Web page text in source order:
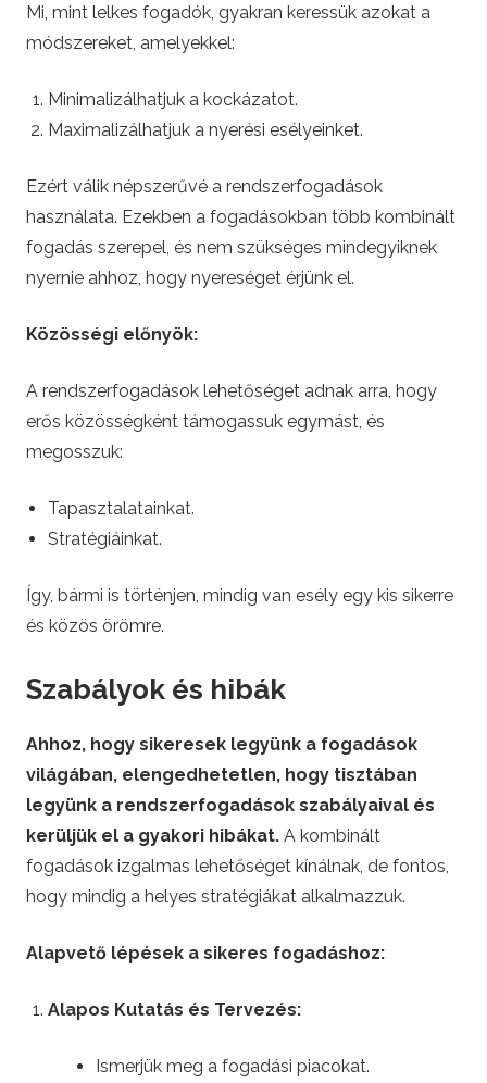
Mi, mint lelkes fogadók, gyakran keressük azokat a
módszereket, amelyekkel:
Minimalizálhatjuk a kockázatot.
Maximalizálhatjuk a nyerési esélyeinket.
Ezért válik népszerűvé a rendszerfogadások
használata. Ezekben a fogadásokban több kombinált
fogadás szerepel, és nem szükséges mindegyiknek
nyernie ahhoz, hogy nyereséget érjünk el.
Közösségi előnyök:
A rendszerfogadások lehetőséget adnak arra, hogy
erős közösségként támogassuk egymást, és
megosszuk:
Tapasztalatainkat.
Stratégiáinkat.
Így, bármi is történjen, mindig van esély egy kis sikerre
és közös örömre.
Szabályok és hibák
Ahhoz, hogy sikeresek legyünk a fogadások
világában, elengedhetetlen, hogy tisztában
legyünk a rendszerfogadások szabályaival és
kerüljük el a gyakori hibákat. A kombinált
fogadások izgalmas lehetőséget kínálnak, de fontos,
hogy mindig a helyes stratégiákat alkalmazzuk.
Alapvető lépések a sikeres fogadáshoz:
Alapos Kutatás és Tervezés:
Ismerjük meg a fogadási piacokat.